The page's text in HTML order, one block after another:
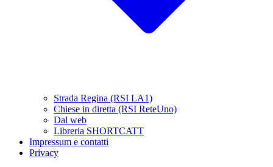
Strada Regina (RSI LA1)
Chiese in diretta (RSI ReteUno)
Dal web
Libreria SHORTCATT
Impressum e contatti
Privacy